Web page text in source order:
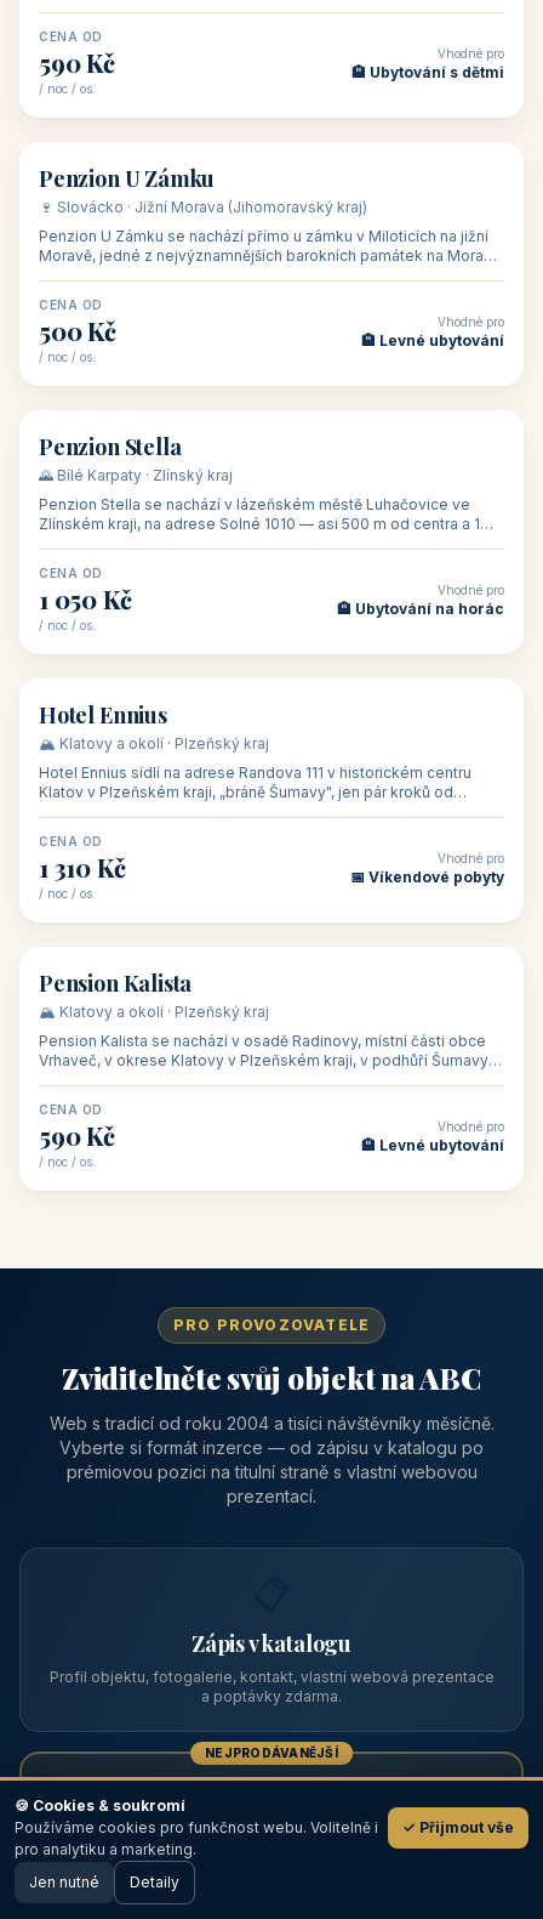
CENA OD
590 Kč
/ noc / os.
Vhodné pro
🏨 Ubytování s dětmi
🏡 penzion
Penzion U Zámku
🍷 Slovácko · Jižní Morava (Jihomoravský kraj)
Penzion U Zámku se nachází přímo u zámku v Miloticích na jižní
Moravě, jedné z nejvýznamnějších barokních památek na Moravě,
CENA OD
500 Kč
/ noc / os.
Vhodné pro
🏨 Levné ubytování
🏡 penzion
Penzion Stella
🌄 Bílé Karpaty · Zlínský kraj
Penzion Stella se nachází v lázeňském městě Luhačovice ve
Zlínském kraji, na adrese Solné 1010 — asi 500 m od centra a 1
CENA OD
1 050 Kč
/ noc / os.
Vhodné pro
🏨 Ubytování na horác
🏨 hotel
Hotel Ennius
🏔️ Klatovy a okolí · Plzeňský kraj
Hotel Ennius sídlí na adrese Randova 111 v historickém centru
Klatov v Plzeňském kraji, „bráně Šumavy", jen pár kroků od
CENA OD
1 310 Kč
/ noc / os.
Vhodné pro
📅 Víkendové pobyty
🏡 penzion
Pension Kalista
🏔️ Klatovy a okolí · Plzeňský kraj
Pension Kalista se nachází v osadě Radinovy, místní části obce
Vrhaveč, v okrese Klatovy v Plzeňském kraji, v podhůří Šumavy
CENA OD
590 Kč
/ noc / os.
Vhodné pro
🏨 Levné ubytování
PRO PROVOZOVATELE
Zviditelněte svůj objekt na ABC
Web s tradicí od roku 2004 a tisíci návštěvníky měsíčně.
Vyberte si formát inzerce — od zápisu v katalogu po
prémiovou pozici na titulní straně s vlastní webovou
prezentací.
Zápis v katalogu
Profil objektu, fotogalerie, kontakt, vlastní webová prezentace
a poptávky zdarma.
NEJPRODÁVANĚJŠÍ
Prémiový partner
TOP pozice na titulce, přednost ve výpisech, zlatý odznak a
💬
🖥️ Desktop verze
🍪 Cookies & soukromí
Používáme cookies pro funkčnost webu. Volitelně i
pro analytiku a marketing.
✓ Přijmout vše
Jen nutné Detaily